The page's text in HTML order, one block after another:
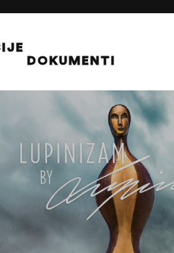
DOKUMENTI